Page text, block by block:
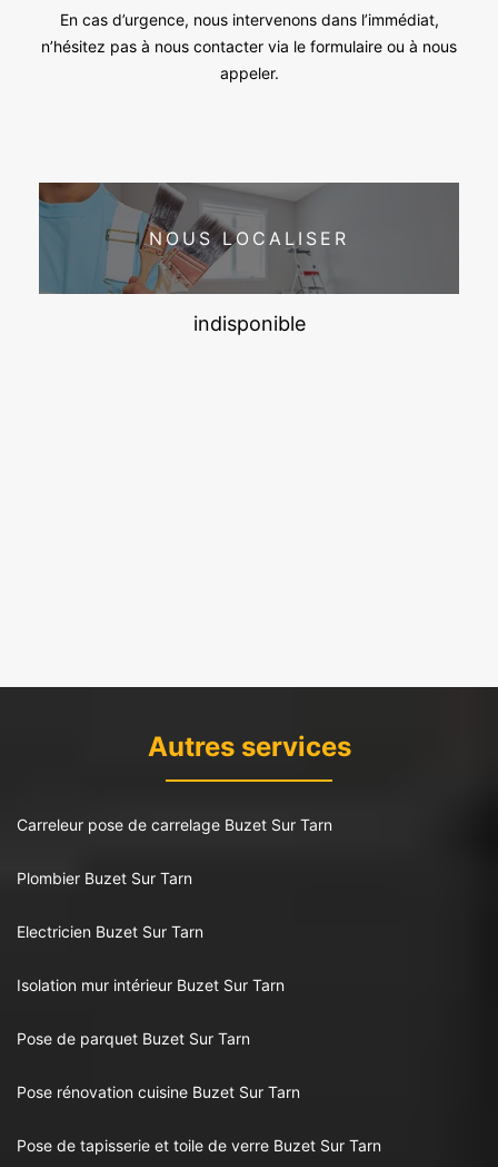
En cas d’urgence, nous intervenons dans l’immédiat,
n’hésitez pas à nous contacter via le formulaire ou à nous
appeler.
NOUS LOCALISER
indisponible
Autres services
Carreleur pose de carrelage Buzet Sur Tarn
Plombier Buzet Sur Tarn
Electricien Buzet Sur Tarn
Isolation mur intérieur Buzet Sur Tarn
Pose de parquet Buzet Sur Tarn
Pose rénovation cuisine Buzet Sur Tarn
Pose de tapisserie et toile de verre Buzet Sur Tarn